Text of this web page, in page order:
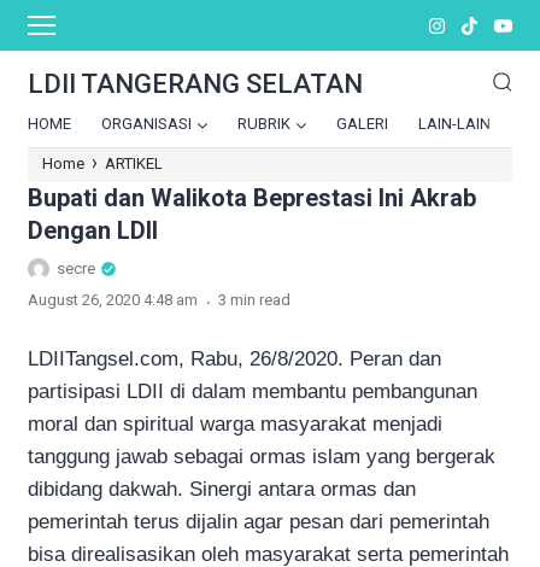
LDII TANGERANG SELATAN
HOME ORGANISASI RUBRIK GALERI LAIN-LAIN
Home › ARTIKEL
Bupati dan Walikota Beprestasi Ini Akrab
Dengan LDII
secre
August 26, 2020 4:48 am . 3 min read
LDIITangsel.com, Rabu, 26/8/2020. Peran dan
partisipasi LDII di dalam membantu pembangunan
moral dan spiritual warga masyarakat menjadi
tanggung jawab sebagai ormas islam yang bergerak
dibidang dakwah. Sinergi antara ormas dan
pemerintah terus dijalin agar pesan dari pemerintah
bisa direalisasikan oleh masyarakat serta pemerintah